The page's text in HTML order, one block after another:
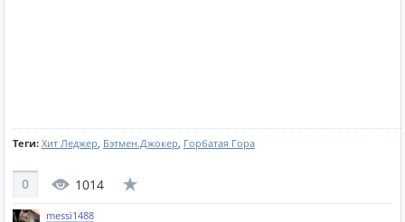
Теги: Хит Леджер, Бэтмен.Джокер, Горбатая Гора
0 1014
messi1488